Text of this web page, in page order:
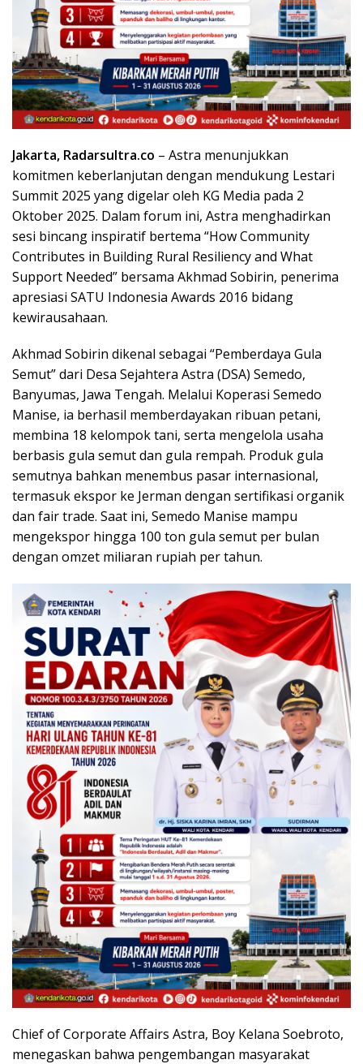
Jakarta, Radarsultra.co – Astra menunjukkan
komitmen keberlanjutan dengan mendukung Lestari
Summit 2025 yang digelar oleh KG Media pada 2
Oktober 2025. Dalam forum ini, Astra menghadirkan
sesi bincang inspiratif bertema “How Community
Contributes in Building Rural Resiliency and What
Support Needed” bersama Akhmad Sobirin, penerima
apresiasi SATU Indonesia Awards 2016 bidang
kewirausahaan.
Akhmad Sobirin dikenal sebagai “Pemberdaya Gula
Semut” dari Desa Sejahtera Astra (DSA) Semedo,
Banyumas, Jawa Tengah. Melalui Koperasi Semedo
Manise, ia berhasil memberdayakan ribuan petani,
membina 18 kelompok tani, serta mengelola usaha
berbasis gula semut dan gula rempah. Produk gula
semutnya bahkan menembus pasar internasional,
termasuk ekspor ke Jerman dengan sertifikasi organik
dan fair trade. Saat ini, Semedo Manise mampu
mengekspor hingga 100 ton gula semut per bulan
dengan omzet miliaran rupiah per tahun.
Chief of Corporate Affairs Astra, Boy Kelana Soebroto,
menegaskan bahwa pengembangan masyarakat